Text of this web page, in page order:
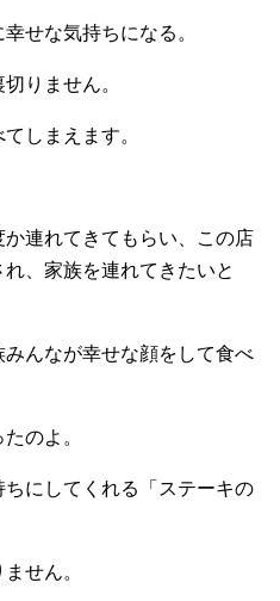
せな気持ちになる。
りません。
しまえます。
連れてきてもらい、この店
、家族を連れてきたいと
んなが幸せな顔をして食べ
のよ。
にしてくれる「ステーキの
せん。